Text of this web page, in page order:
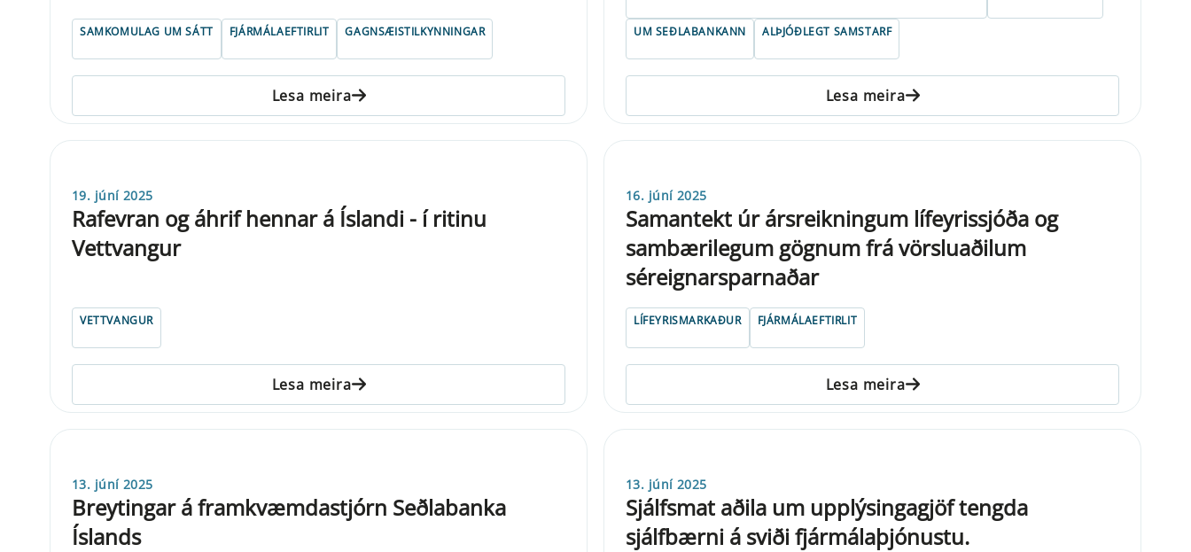
SAMKOMULAG UM SÁTT FJÁRMÁLAEFTIRLIT GAGNSÆISTILKYNNINGAR
Lesa meira
UM SEÐLABANKANN ALÞJÓÐLEGT SAMSTARF
Lesa meira
19. júní 2025
Rafevran og áhrif hennar á Íslandi - í ritinu
Vettvangur
VETTVANGUR
Lesa meira
16. júní 2025
Samantekt úr ársreikningum lífeyrissjóða og
sambærilegum gögnum frá vörsluaðilum
séreignarsparnaðar
LÍFEYRISMARKAÐUR FJÁRMÁLAEFTIRLIT
Lesa meira
13. júní 2025
Breytingar á framkvæmdastjórn Seðlabanka
Íslands
13. júní 2025
Sjálfsmat aðila um upplýsingagjöf tengda
sjálfbærni á sviði fjármálaþjónustu.